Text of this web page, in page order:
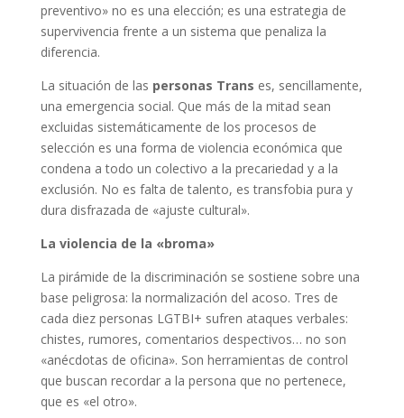
preventivo» no es una elección; es una estrategia de
supervivencia frente a un sistema que penaliza la
diferencia.
La situación de las personas Trans es, sencillamente,
una emergencia social. Que más de la mitad sean
excluidas sistemáticamente de los procesos de
selección es una forma de violencia económica que
condena a todo un colectivo a la precariedad y a la
exclusión. No es falta de talento, es transfobia pura y
dura disfrazada de «ajuste cultural».
La violencia de la «broma»
La pirámide de la discriminación se sostiene sobre una
base peligrosa: la normalización del acoso. Tres de
cada diez personas LGTBI+ sufren ataques verbales:
chistes, rumores, comentarios despectivos… no son
«anécdotas de oficina». Son herramientas de control
que buscan recordar a la persona que no pertenece,
que es «el otro».